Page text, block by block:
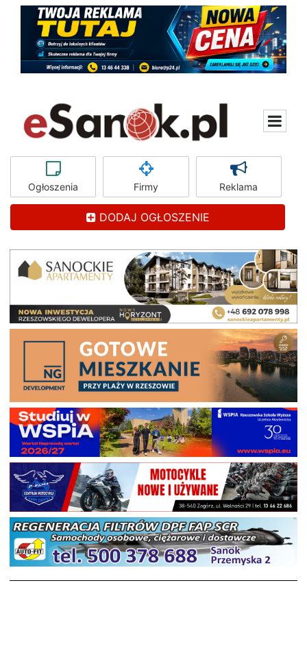
Ogłoszenia Firmy Reklama
DODAJ OGŁOSZENIE